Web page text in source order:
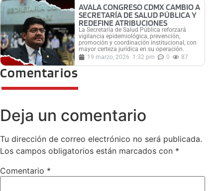
AVALA CONGRESO CDMX CAMBIO A
SECRETARÍA DE SALUD PÚBLICA Y
REDEFINE ATRIBUCIONES
La Secretaría de Salud Pública reforzará
vigilancia epidemiológica, prevención,
promoción y coordinación institucional, con
mayor certeza jurídica en su operación.
19 marzo, 2026 1:32 pm 0 87
Comentarios
Deja un comentario
Tu dirección de correo electrónico no será publicada.
Los campos obligatorios están marcados con *
Comentario *